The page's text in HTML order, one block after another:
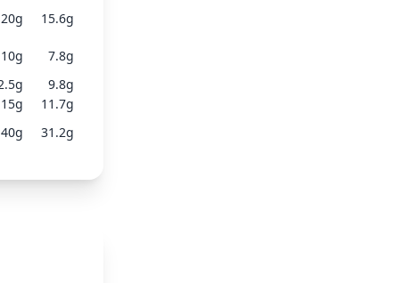
20g 15.6g
10g 7.8g
g 9.8g
15g 11.7g
40g 31.2g